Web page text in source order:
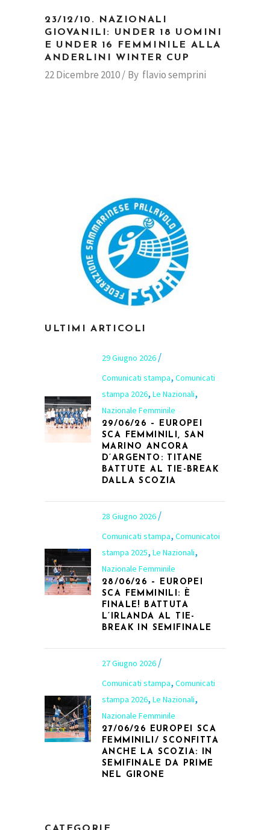
23/12/10. NAZIONALI
GIOVANILI: UNDER 18 UOMINI
E UNDER 16 FEMMINILE ALLA
ANDERLINI WINTER CUP
22 Dicembre 2010 By flavio semprini
ULTIMI ARTICOLI
29 Giugno 2026
Comunicati stampa, Comunicati
stampa 2026, Le Nazionali,
Nazionale Femminile
29/06/26 – EUROPEI
SCA FEMMINILI, SAN
MARINO ANCORA
D’ARGENTO: TITANE
BATTUTE AL TIE-BREAK
DALLA SCOZIA
28 Giugno 2026
Comunicati stampa, Comunicatoi
stampa 2025, Le Nazionali,
Nazionale Femminile
28/06/26 – EUROPEI
SCA FEMMINILI: È
FINALE! BATTUTA
L’IRLANDA AL TIE-
BREAK IN SEMIFINALE
27 Giugno 2026
Comunicati stampa, Comunicati
stampa 2026, Le Nazionali,
Nazionale Femminile
27/06/26 EUROPEI SCA
FEMMINILI/ SCONFITTA
ANCHE LA SCOZIA: IN
SEMIFINALE DA PRIME
NEL GIRONE